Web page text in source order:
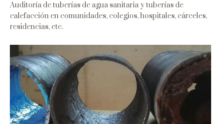
Auditoría de tuberías de agua sanitaria y tuberías de
calefacción en comunidades, colegios, hospitales, cárceles,
residencias, etc.